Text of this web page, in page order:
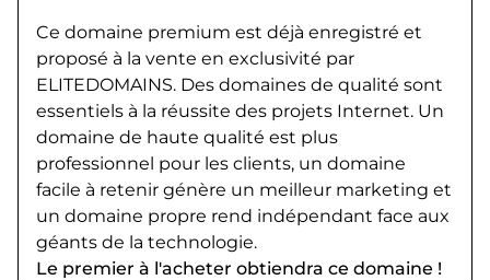
Ce domaine premium est déjà enregistré et
proposé à la vente en exclusivité par
ELITEDOMAINS. Des domaines de qualité sont
essentiels à la réussite des projets Internet. Un
domaine de haute qualité est plus
professionnel pour les clients, un domaine
facile à retenir génère un meilleur marketing et
un domaine propre rend indépendant face aux
géants de la technologie.
Le premier à l'acheter obtiendra ce domaine !